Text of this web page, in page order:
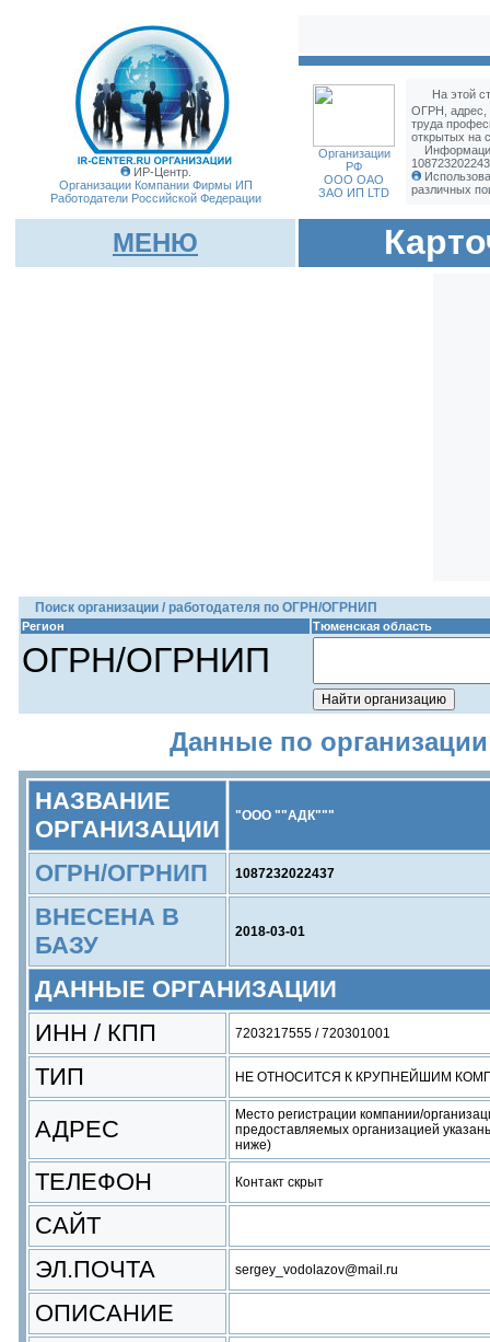
ИР-Центр.
Организации Компании Фирмы ИП
Работодатели Российской Федерации
Организации
РФ
ООО ОАО
ЗАО ИП LTD
На этой
ОГРН, адрес,
труда
открытых на
различных
МЕНЮ
Поиск организации / работодателя по ОГРН/ОГРНИП
Регион Тюменская область
ОГРН/ОГРНИП
Данные по
НАЗВАНИЕ
ОРГАНИЗАЦИИ
"ООО ""АДК"""
ОГРН/ОГРНИП 1087232022437
ВНЕСЕНА В
БАЗУ
2018-03-01
ДАННЫЕ ОРГАНИЗАЦИИ
ИНН / КПП
7203217555 / 720301001
ТИП НЕ ОТНОСИТСЯ К КРУПНЕЙШИМ
АДРЕС
Место регистрации компании/
предоставляемых организацией
ниже)
ТЕЛЕФОН Контакт скрыт
САЙТ
ЭЛ.ПОЧТА
sergey_vodolazov@mail.ru
ОПИСАНИЕ